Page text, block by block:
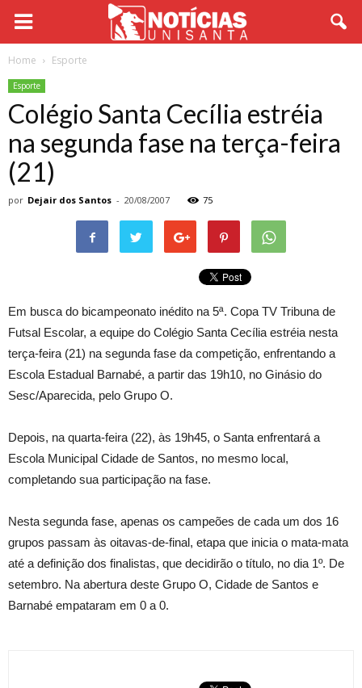
Home Esporte
Esporte
Colégio Santa Cecília estréia
na segunda fase na terça-feira
(21)
por Dejair dos Santos - 20/08/2007 75
Em busca do bicampeonato inédito na 5ª. Copa TV Tribuna de
Futsal Escolar, a equipe do Colégio Santa Cecília estréia nesta
terça-feira (21) na segunda fase da competição, enfrentando a
Escola Estadual Barnabé, a partir das 19h10, no Ginásio do
Sesc/Aparecida, pelo Grupo O.
Depois, na quarta-feira (22), às 19h45, o Santa enfrentará a
Escola Municipal Cidade de Santos, no mesmo local,
completando sua participação na fase.
Nesta segunda fase, apenas os campeões de cada um dos 16
grupos passam às oitavas-de-final, etapa que inicia o mata-mata
até a definição dos finalistas, que decidirão o título, no dia 1º. De
setembro. Na abertura deste Grupo O, Cidade de Santos e
Barnabé empataram em 0 a 0.